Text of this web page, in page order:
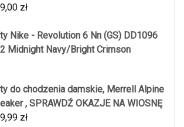
zł
Nike - Revolution 6 Nn (GS) DD1096
Midnight Navy/Bright Crimson
do chodzenia damskie, Merrell Alpine
, SPRAWDŹ OKAZJE NA WIOSNĘ
zł